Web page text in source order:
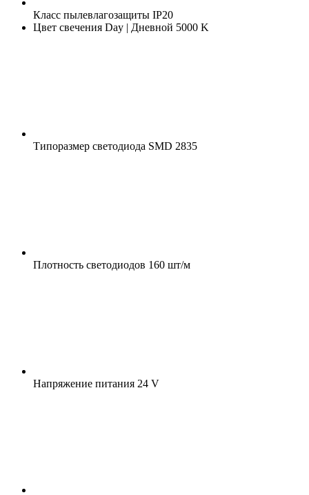
Класс пылевлагозащиты IP20
Цвет свечения Day | Дневной 5000 K
Типоразмер светодиода SMD 2835
Плотность светодиодов 160 шт/м
Напряжение питания 24 V